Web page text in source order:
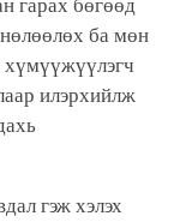
гарах бөгөөд
ба мөн
хүмүүжүүлэгч
илэрхийлж
гэж хэлэх